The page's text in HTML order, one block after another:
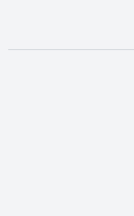
opens in